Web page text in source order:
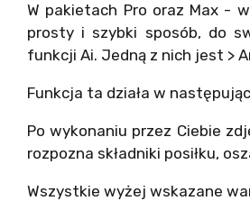
W pakietach Pro oraz Max -
prosty i szybki sposób, do
funkcji Ai. Jedną z nich jest >
Funkcja ta działa w
Po wykonaniu przez Ciebie
rozpozna składniki posiłku,
Wszystkie wyżej wskazane